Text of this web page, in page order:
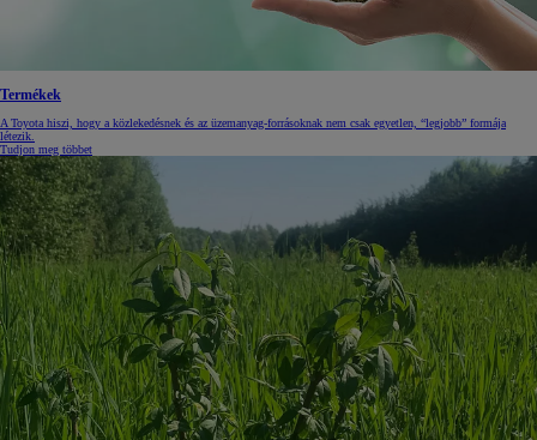
Termékek
A Toyota hiszi, hogy a közlekedésnek és az üzemanyag-forrásoknak nem csak egyetlen, “legjobb” formája
létezik.
Tudjon meg többet